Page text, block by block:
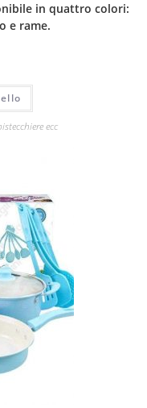
in quattro colori:
e rame.
ecc